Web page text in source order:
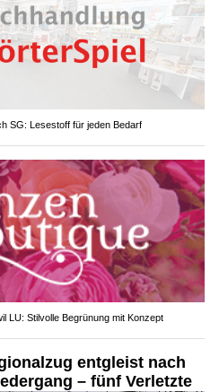
SG: Lesestoff für jeden Bedarf
LU: Stilvolle Begrünung mit Konzept
entgleist nach
– fünf Verletzte